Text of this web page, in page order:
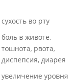
сухость во рту
боль в животе,
тошнота, рвота,
диспепсия, диарея
увеличение уровня